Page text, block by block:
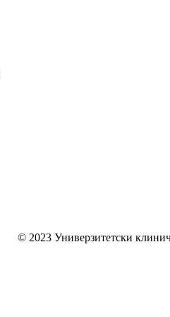
© 2023 Универзитетски